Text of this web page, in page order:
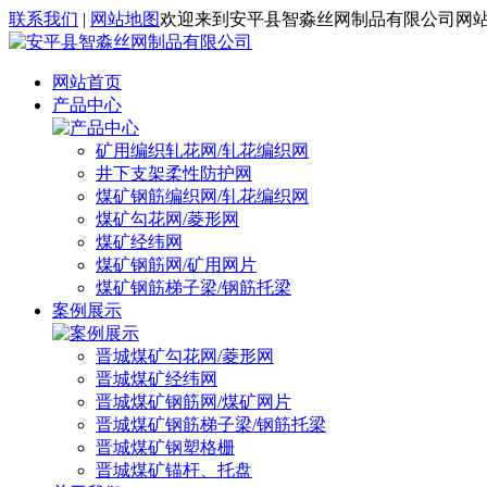
联系我们 | 网站地图欢迎来到安平县智淼丝网制品有限公司网
网站首页
产品中心
矿用编织轧花网/轧花编织网
井下支架柔性防护网
煤矿钢筋编织网/轧花编织网
煤矿勾花网/菱形网
煤矿经纬网
煤矿钢筋网/矿用网片
煤矿钢筋梯子梁/钢筋托梁
案例展示
晋城煤矿勾花网/菱形网
晋城煤矿经纬网
晋城煤矿钢筋网/煤矿网片
晋城煤矿钢筋梯子梁/钢筋托梁
晋城煤矿钢塑格栅
晋城煤矿锚杆、托盘